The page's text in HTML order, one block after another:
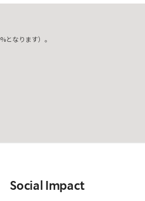
なります）。
Social Impact